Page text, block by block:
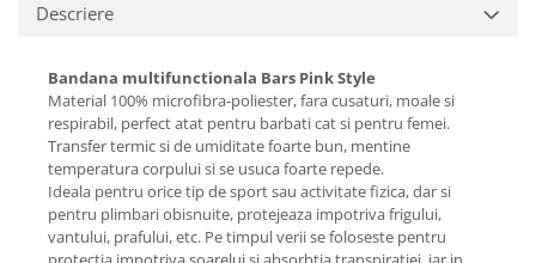
Descriere
Bandana multifunctionala Bars Pink Style
Material 100% microfibra-poliester, fara cusaturi, moale si
respirabil, perfect atat pentru barbati cat si pentru femei.
Transfer termic si de umiditate foarte bun, mentine
temperatura corpului si se usuca foarte repede.
Ideala pentru orice tip de sport sau activitate fizica, dar si
pentru plimbari obisnuite, protejeaza impotriva frigului,
vantului, prafului, etc. Pe timpul verii se foloseste pentru